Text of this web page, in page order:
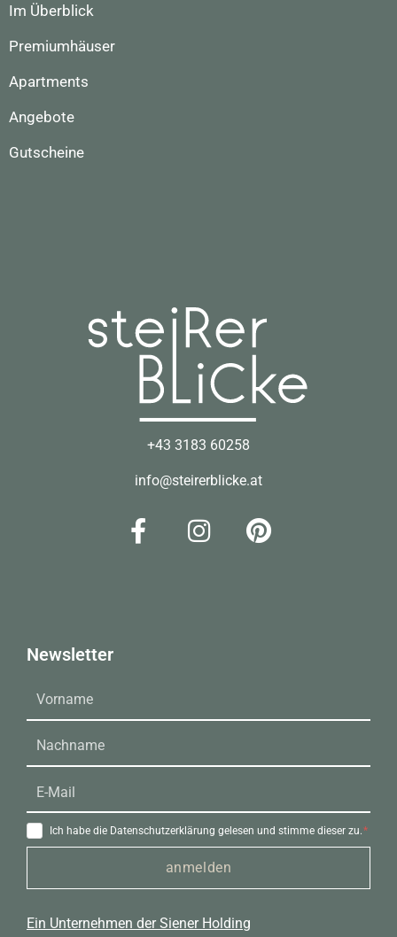
Im Überblick
Premiumhäuser
Apartments
Angebote
Gutscheine
+43 3183 60258
info@steirerblicke.at
Newsletter
Ich habe die Datenschutzerklärung gelesen und stimme dieser zu.
anmelden
Ein Unternehmen der Siener Holding